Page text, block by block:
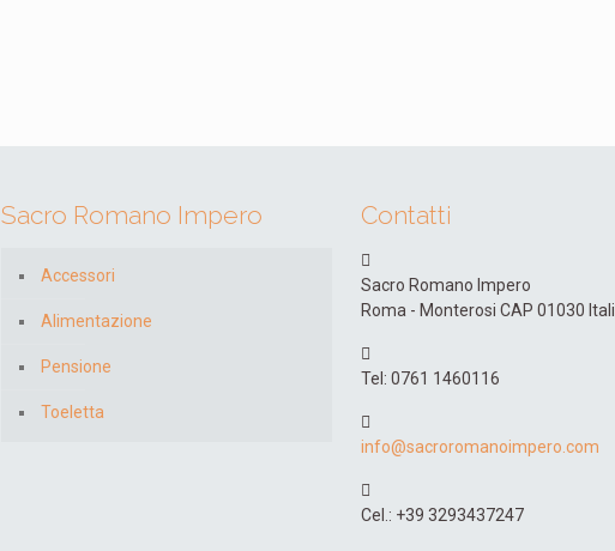
Sacro Romano Impero
Accessori
Alimentazione
Pensione
Toeletta
Contatti
Sacro Romano Impero
Roma - Monterosi CAP 01030
Tel: 0761 1460116
info@sacroromanoimpero.com
Cel.: +39 3293437247